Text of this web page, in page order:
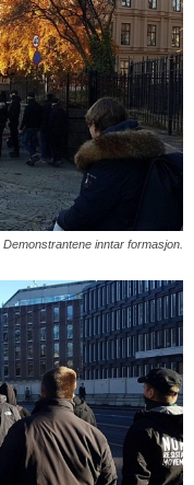
Demonstrantene inntar formasjon.